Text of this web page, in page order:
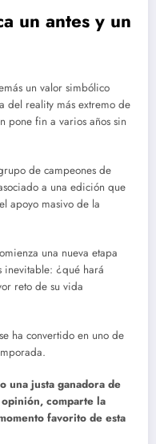
un antes y un
un valor simbólico
del reality más extremo de
pone fin a varios años sin
de campeones de
a una edición que
apoyo masivo de la
una nueva etapa
inevitable: ¿qué hará
reto de su vida
ha convertido en uno de
una justa ganadora de
comparte la
favorito de esta